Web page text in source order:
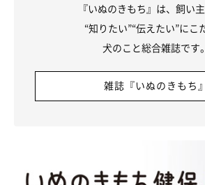
『いぬのきもち』は、飼い
“知りたい”“伝えたい”にこ
犬のこと総合雑誌です。
雑誌『いぬのきもち』